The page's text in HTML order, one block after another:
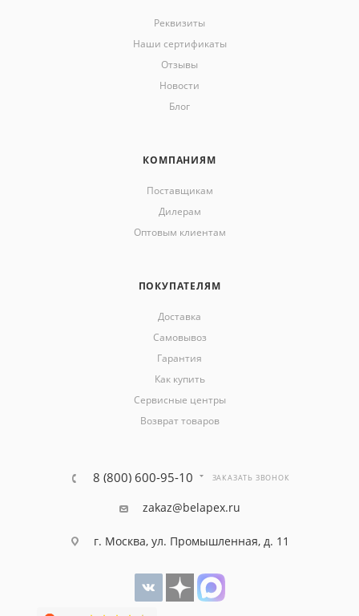
Реквизиты
Наши сертификаты
Отзывы
Новости
Блог
КОМПАНИЯМ
Поставщикам
Дилерам
Оптовым клиентам
ПОКУПАТЕЛЯМ
Доставка
Самовывоз
Гарантия
Как купить
Сервисные центры
Возврат товаров
8 (800) 600-95-10 ЗАКАЗАТЬ ЗВОНОК
zakaz@belapex.ru
г. Москва, ул. Промышленная, д. 11